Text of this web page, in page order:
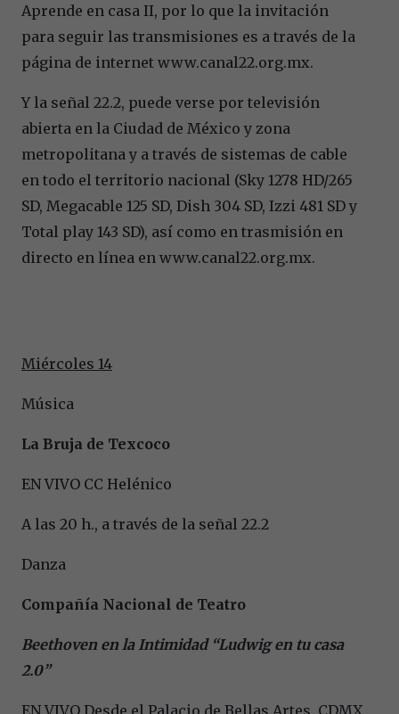
Aprende en casa II, por lo que la invitación
para seguir las transmisiones es a través de la
página de internet www.canal22.org.mx.
Y la señal 22.2, puede verse por televisión
abierta en la Ciudad de México y zona
metropolitana y a través de sistemas de cable
en todo el territorio nacional (Sky 1278 HD/265
SD, Megacable 125 SD, Dish 304 SD, Izzi 481 SD y
Total play 143 SD), así como en trasmisión en
directo en línea en www.canal22.org.mx.
Miércoles 14
Música
La Bruja de Texcoco
EN VIVO CC Helénico
A las 20 h., a través de la señal 22.2
Danza
Compañía Nacional de Teatro
Beethoven en la Intimidad “Ludwig en tu casa
2.0”
EN VIVO Desde el Palacio de Bellas Artes, CDMX